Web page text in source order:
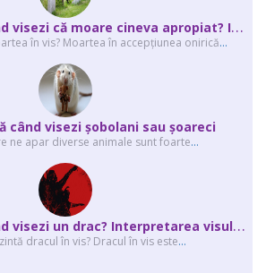
C
e înseamnă când visezi că moare cineva apropiat? Interpretarea visului în ...
în vis? Moartea în accepţiunea onirică...
când visezi şobolani sau şoareci
ne apar diverse animale sunt foarte...
C
e înseamnă când visezi un drac? Interpretarea visului în care apar unul sau...
dracul în vis? Dracul în vis este...